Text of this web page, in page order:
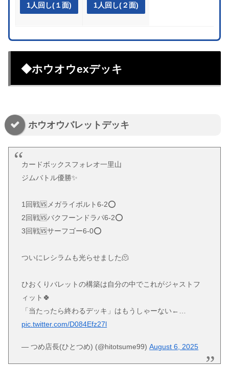
1人回し(１面) 1人回し(２面)
◆ホウオウexデッキ
ホウオウバレットデッキ
カードボックスフォレオ一里山
ジムバトル優勝✨
1回戦🆚メガライボルト6-2⭕️
2回戦🆚バクフーンドラパ6-2⭕️
3回戦🆚サーフゴー6-0⭕️
ついにレシラムも光らせました🫠
ひおくりバレットの構築は自分の中でこれがジャストフ
ィット🍀
「当たったら終わるデッキ」はもうしゃーない←…
pic.twitter.com/D084Efz27l
— つめ店長(ひとつめ) (@hitotsume99)August 6, 2025